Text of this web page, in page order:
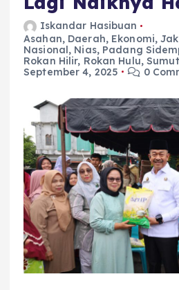
Iskandar Hasibuan
Asahan, Daerah, Ekonomi,
Nasional, Nias, Padang
Rokan Hilir, Rokan Hulu,Sumut
September 4, 2025
0